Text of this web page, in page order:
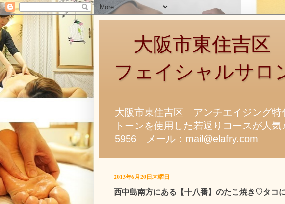
大阪市東住吉区
フェイシャルサロ
大阪市東住吉区 アンチエイジング
トーンを使用した若返りコースが人
5956 メール：mail@elafry.com
2013年6月20日木曜日
西中島南方にある【十八番】のたこ焼き♡タコ